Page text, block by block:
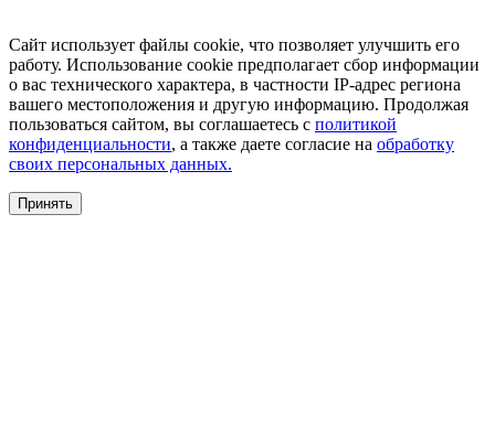
Сайт использует файлы cookie, что позволяет улучшить его
работу. Использование cookie предполагает сбор информации
о вас технического характера, в частности IP-адрес региона
вашего местоположения и другую информацию. Продолжая
пользоваться сайтом, вы соглашаетесь с политикой
конфиденциальности, а также даете согласие на обработку
своих персональных данных.
Принять